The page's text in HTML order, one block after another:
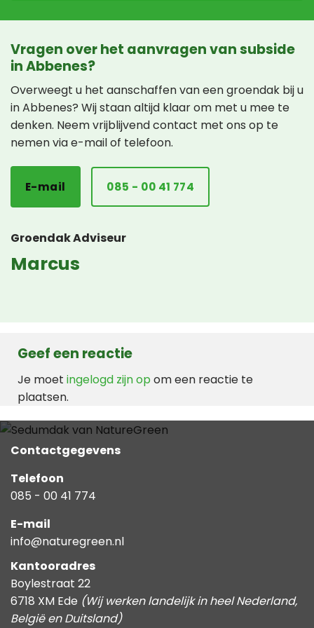
Vragen over het aanvragen van subside
in Abbenes?
Overweegt u het aanschaffen van een groendak bij u
in Abbenes? Wij staan altijd klaar om met u mee te
denken. Neem vrijblijvend contact met ons op te
nemen via e-mail of telefoon.
E-mail 085 - 00 41 774
Groendak Adviseur
Marcus
Geef een reactie
Je moet ingelogd zijn op om een reactie te
plaatsen.
Contactgegevens
Telefoon
085 - 00 41 774
E-mail
info@naturegreen.nl
Kantooradres
Boylestraat 22
6718 XM Ede (Wij werken landelijk in heel Nederland,
België en Duitsland)